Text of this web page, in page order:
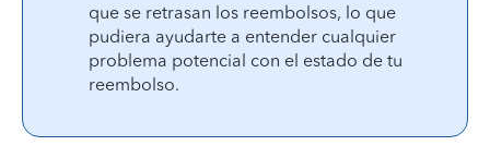
que se retrasan los reembolsos, lo que
pudiera ayudarte a entender cualquier
problema potencial con el estado de tu
reembolso.